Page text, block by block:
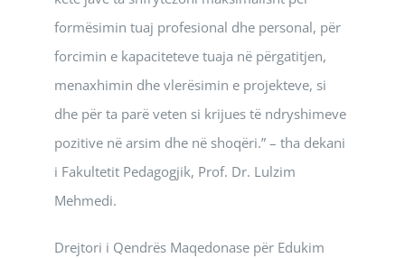
formësimin tuaj profesional dhe personal, për
forcimin e kapaciteteve tuaja në përgatitjen,
menaxhimin dhe vlerësimin e projekteve, si
dhe për ta parë veten si krijues të ndryshimeve
pozitive në arsim dhe në shoqëri.” – tha dekani
i Fakultetit Pedagogjik, Prof. Dr. Lulzim
Mehmedi.
Drejtori i Qendrës Maqedonase për Edukim